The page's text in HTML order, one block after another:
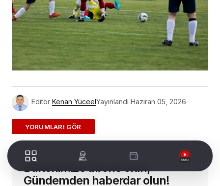
Editör Kenan YüceelYayınlandı Haziran 05, 2026
ADD A COMMENT
alanlar*ile işaretlenmişlerdir
Bültenimize abone olun,
Gündemden haberdar olun!